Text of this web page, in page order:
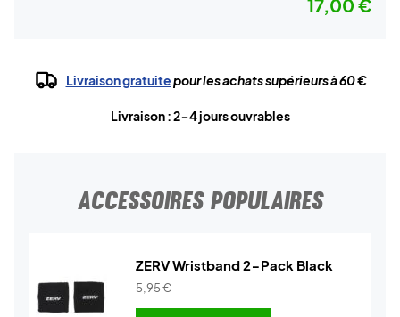
17,00 €
Livraison gratuitepour les achats supérieurs à 60 €
Livraison : 2-4 jours ouvrables
ACCESSOIRES POPULAIRES
ZERV Wristband 2-Pack Black
5,95€